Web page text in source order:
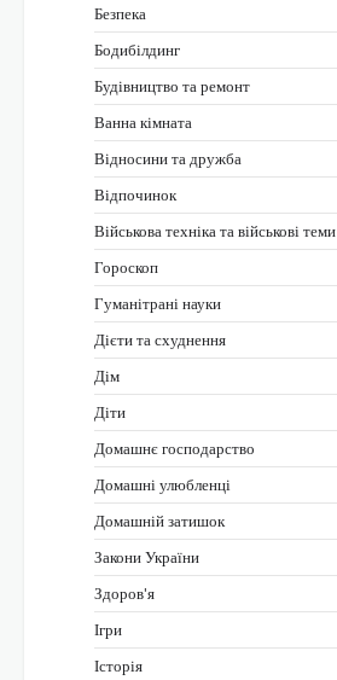
Безпека
Бодибілдинг
Будівництво та ремонт
Ванна кімната
Відносини та дружба
Відпочинок
Військова техніка та військові теми
Гороскоп
Гуманітрані науки
Дієти та схуднення
Дім
Діти
Домашнє господарство
Домашні улюбленці
Домашній затишок
Закони України
Здоров'я
Ігри
Історія